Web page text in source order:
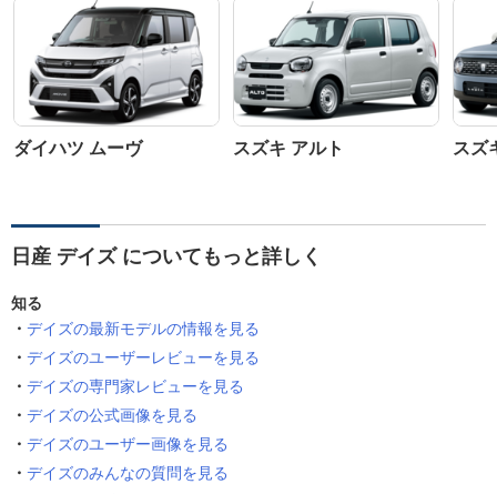
ダイハツ ムーヴ スズキ アルト スズ
日産 デイズ についてもっと詳しく
知る
デイズの最新モデルの情報を見る
デイズのユーザーレビューを見る
デイズの専門家レビューを見る
デイズの公式画像を見る
デイズのユーザー画像を見る
デイズのみんなの質問を見る